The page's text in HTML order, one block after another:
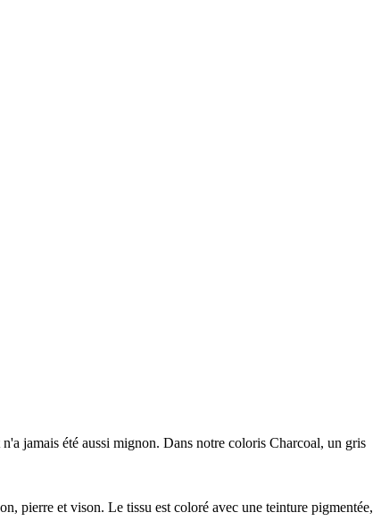
jamais été aussi mignon. Dans notre coloris Charcoal, un gris
pierre et vison. Le tissu est coloré avec une teinture pigmentée,